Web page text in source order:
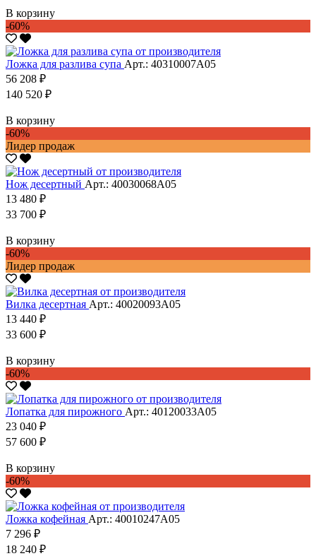
В корзину
-60%
Ложка для разлива супа Арт.: 40310007А05
56 208 ₽
140 520 ₽
В корзину
-60%
Лидер продаж
Нож десертный Арт.: 40030068А05
13 480 ₽
33 700 ₽
В корзину
-60%
Лидер продаж
Вилка десертная Арт.: 40020093А05
13 440 ₽
33 600 ₽
В корзину
-60%
Лопатка для пирожного Арт.: 40120033А05
23 040 ₽
57 600 ₽
В корзину
-60%
Ложка кофейная Арт.: 40010247А05
7 296 ₽
18 240 ₽